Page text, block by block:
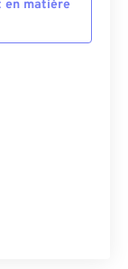
en matière